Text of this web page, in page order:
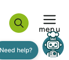
menu
recept
Need help?